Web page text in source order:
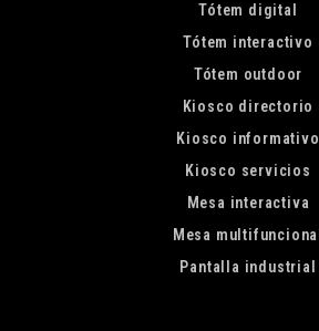
Tótem digital
Tótem interactivo
Tótem outdoor
Kiosco directorio
Kiosco informativo
Kiosco servicios
Mesa interactiva
Mesa multifuncional
Pantalla industrial